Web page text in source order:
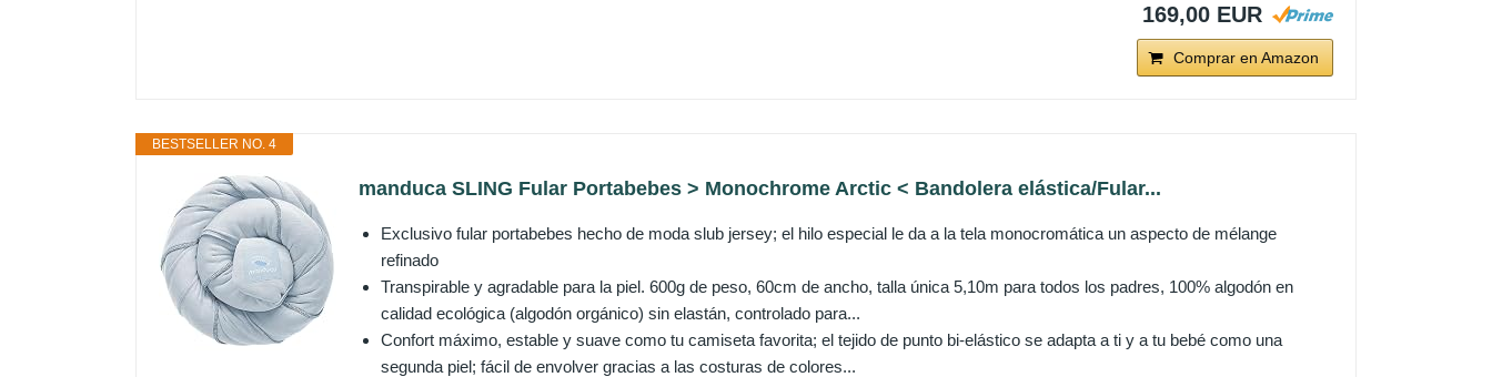
169,00 EUR
Comprar en Amazon
BESTSELLER NO. 4
manduca SLING Fular Portabebes > Monochrome Arctic < Bandolera elástica/Fular...
Exclusivo fular portabebes hecho de moda slub jersey; el hilo especial le da a la tela monocromática un aspecto de mélange
refinado
Transpirable y agradable para la piel. 600g de peso, 60cm de ancho, talla única 5,10m para todos los padres, 100% algodón en
calidad ecológica (algodón orgánico) sin elastán, controlado para...
Confort máximo, estable y suave como tu camiseta favorita; el tejido de punto bi-elástico se adapta a ti y a tu bebé como una
segunda piel; fácil de envolver gracias a las costuras de colores...